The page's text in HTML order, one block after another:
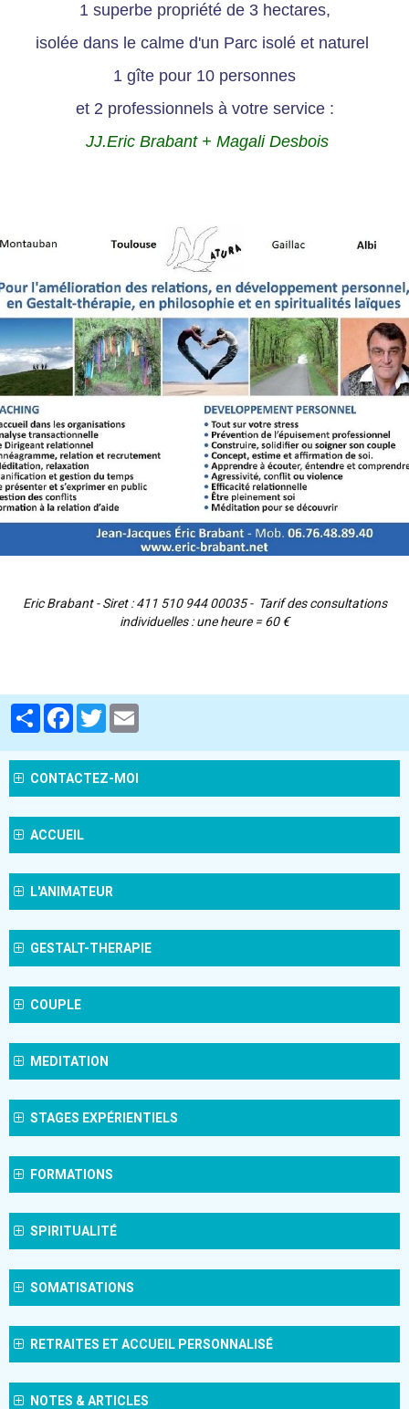
1 superbe propriété de 3 hectares,
isolée dans le calme d'un Parc isolé et naturel
1 gîte pour 10 personnes
et 2 professionnels à votre service :
JJ.Eric Brabant + Magali Desbois
Eric Brabant - Siret : 411 510 944 00035 - Tarif des consultations
individuelles : une heure = 60 €
PartagerFacebook
Twitter
CONTACTEZ-MOI
ACCUEIL
L'ANIMATEUR
GESTALT-THERAPIE
COUPLE
MEDITATION
STAGES EXPÉRIENTIELS
FORMATIONS
SPIRITUALITÉ
SOMATISATIONS
RETRAITES ET ACCUEIL PERSONNALISÉ
NOTES & ARTICLES